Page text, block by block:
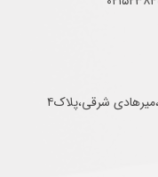
شرقی،پلاک۴